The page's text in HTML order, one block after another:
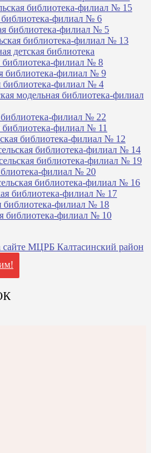
библиотека-филиал № 15
библиотека-филиал № 6
библиотека-филиал № 5
библиотека-филиал № 13
детская библиотека
библиотека-филиал № 8
библиотека-филиал № 9
библиотека-филиал № 4
модельная библиотека-филиал
библиотека-филиал № 22
библиотека-филиал № 11
библиотека-филиал № 12
библиотека-филиал № 14
библиотека-филиал № 19
филиал № 20
библиотека-филиал № 16
библиотека-филиал № 17
библиотека-филиал № 18
библиотека-филиал № 10